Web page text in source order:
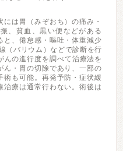
は胃（みぞおち）の痛み・
、貧血、黒い便などがある
、倦怠感・嘔吐・体重減少
（バリウム）などで診断を行
んの進行度を調べて治療法を
・胃の切除であり、一部の
も可能。再発予防・症状緩
療は通常行わない。術後は